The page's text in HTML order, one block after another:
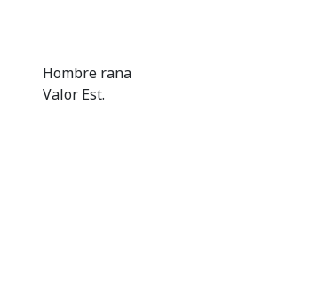
Hombre rana
Valor Est.